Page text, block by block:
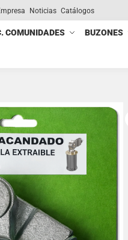
Noticias Catálogos
COMUNIDADES BUZONES